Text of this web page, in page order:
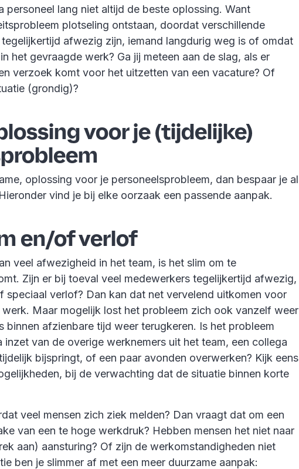
personeel lang niet altijd de beste oplossing. Want
plotseling ontstaan, doordat verschillende
afwezig zijn, iemand langdurig weg is of omdat
het gevraagde werk? Ga jij meteen aan de slag, als er
verzoek komt voor het uitzetten van een vacature? Of
(grondig)?
voor je (tijdelijke)
oplossing voor je personeelsprobleem, dan bespaar je al
vind je bij elke oorzaak een passende aanpak.
en/of verlof
veel afwezigheid in het team, is het slim om te
Zijn er bij toeval veel medewerkers tegelijkertijd afwezig,
speciaal verlof? Dan kan dat net vervelend uitkomen voor
Maar mogelijk lost het probleem zich ook vanzelf weer
binnen afzienbare tijd weer terugkeren. Is het probleem
inzet van de overige werknemers uit het team, een collega
bijspringt, of een paar avonden overwerken? Kijk eens
bij de verwachting dat de situatie binnen korte
veel mensen zich ziek melden? Dan vraagt dat om een
van een te hoge werkdruk? Hebben mensen het niet naar
aan) aansturing? Of zijn de werkomstandigheden niet
ben je slimmer af met een meer duurzame aanpak: